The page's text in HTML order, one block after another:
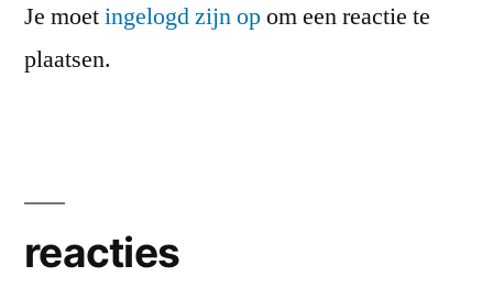
Je moetingelogd zijn opom een reactie te
plaatsen.
reacties